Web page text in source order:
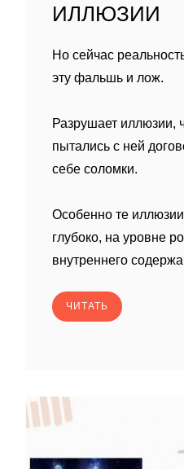
ИЛЛЮЗИИ
Но сейчас
эту фальшь и лож.
Разрушает иллюзии,
пытались с ней
себе соломки.
Особенно те
глубоко, на уровне
внутреннего
ЧИТАТЬ